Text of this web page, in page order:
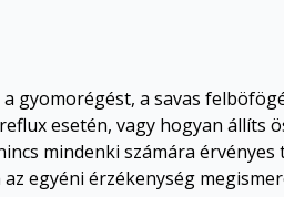
gyomorégést, a savas
esetén, vagy hogyan állíts
mindenki számára érvényes
egyéni érzékenység